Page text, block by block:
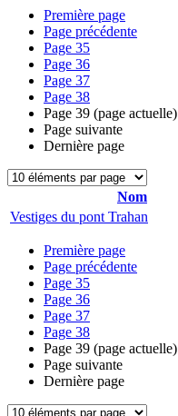
Première page
Page précédente
Page 35
Page 36
Page 37
Page 38
Page 39 (page actuelle)
Page suivante
Dernière page
Nom
Vestiges du pont Trahan
Première page
Page précédente
Page 35
Page 36
Page 37
Page 38
Page 39 (page actuelle)
Page suivante
Dernière page